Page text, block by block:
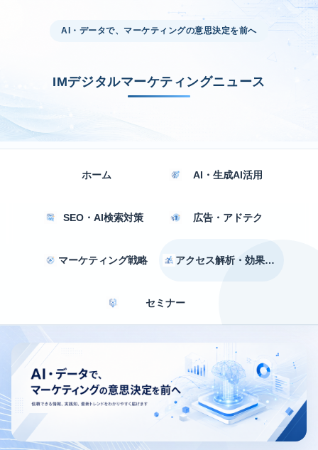
AI・データで、マーケティングの意思決定を前へ
IMデジタルマーケティングニュース
ホーム AI・生成AI活用
SEO・AI検索対策 広告・アドテク
マーケティング戦略 アクセス解析・効果測定
セミナー